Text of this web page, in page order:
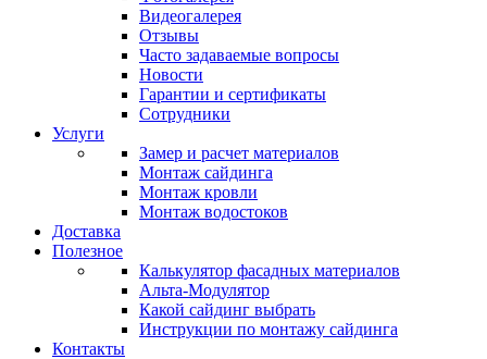
Видеогалерея
Отзывы
Часто задаваемые вопросы
Новости
Гарантии и сертификаты
Сотрудники
Услуги
Замер и расчет материалов
Монтаж сайдинга
Монтаж кровли
Монтаж водостоков
Доставка
Полезное
Калькулятор фасадных материалов
Альта-Модулятор
Какой сайдинг выбрать
Инструкции по монтажу сайдинга
Контакты